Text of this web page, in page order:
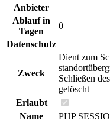
Anbieter
Ablauf in
Tagen
0
Datenschutz
Zweck
Dient zum
Schließen
gelöscht
Erlaubt
Name
PHP